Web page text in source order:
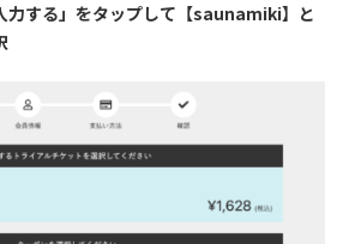
する」をタップして【saunamiki】と